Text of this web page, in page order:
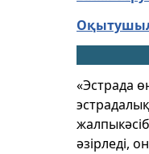
«Эстрада
әзірледі,